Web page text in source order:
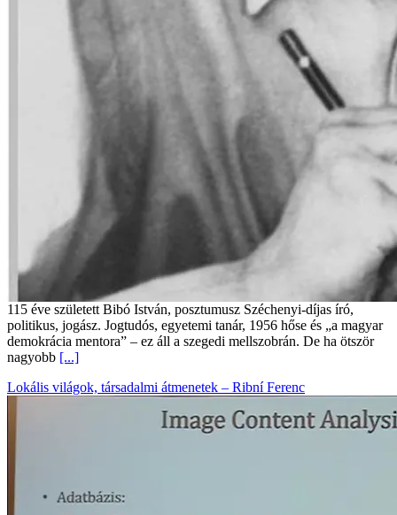
115 éve született Bibó István, posztumusz Széchenyi-díjas író,
politikus, jogász. Jogtudós, egyetemi tanár, 1956 hőse és „a magyar
demokrácia mentora” – ez áll a szegedi mellszobrán. De ha ötször
nagyobb [...]
Lokális világok, társadalmi átmenetek – Ribní Ferenc